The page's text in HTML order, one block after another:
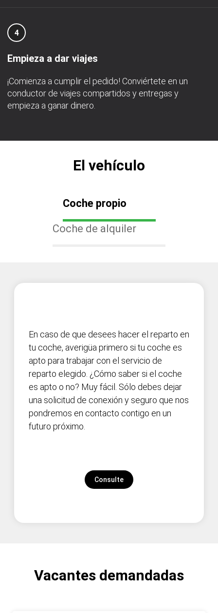
4
Empieza a dar viajes
¡Comienza a cumplir el pedido! Conviértete en un
conductor de viajes compartidos y entregas y
empieza a ganar dinero.
El vehículo
Coche propio
Coche de alquiler
En caso de que desees hacer el reparto en
tu coche, averigüa primero si tu coche es
apto para trabajar con el servicio de
reparto elegido. ¿Cómo saber si el coche
es apto o no? Muy fácil. Sólo debes dejar
una solicitud de conexión y seguro que nos
pondremos en contacto contigo en un
futuro próximo.
Consulte
Vacantes demandadas